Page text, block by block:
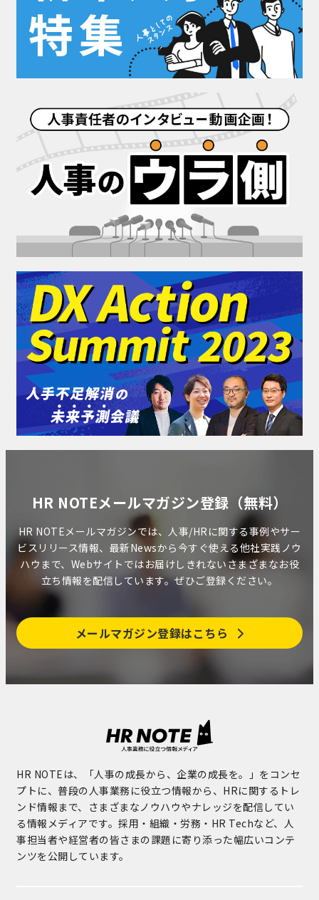
HR NOTEメールマガジン登録（無料）
HR NOTEメールマガジンでは、人事/HRに関する事例やサー
ビスリリース情報、最新Newsから今すぐ使える他社実践ノウ
ハウまで、Webサイトではお届けしきれないさまざまなお役
立ち情報を配信しています。ぜひご登録ください。
メールマガジン登録はこちら
HR NOTEは、「人事の成長から、企業の成長を。」をコンセ
プトに、普段の人事業務に役立つ情報から、HRに関するトレ
ンド情報まで、さまざまなノウハウやナレッジを配信してい
る情報メディアです。採用・組織・労務・HR Techなど、人
事担当者や経営者の皆さまの課題に寄り添った幅広いコンテ
ンツを公開しています。